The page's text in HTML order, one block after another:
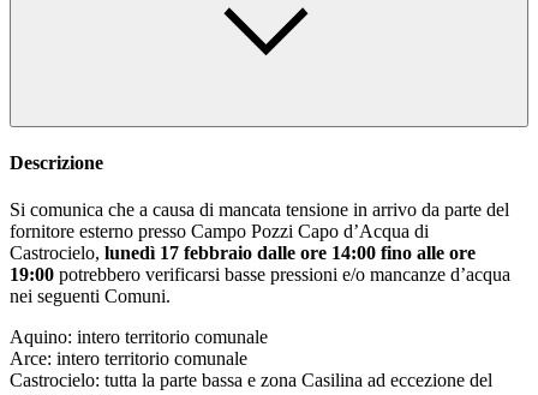
Descrizione
Si comunica che a causa di mancata tensione in arrivo da parte del
fornitore esterno presso Campo Pozzi Capo d’Acqua di
Castrocielo, lunedì 17 febbraio dalle ore 14:00 fino alle ore
19:00 potrebbero verificarsi basse pressioni e/o mancanze d’acqua
nei seguenti Comuni.
Aquino: intero territorio comunale
Arce: intero territorio comunale
Castrocielo: tutta la parte bassa e zona Casilina ad eccezione del